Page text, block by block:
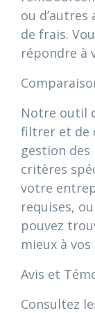
ou
de frais.
répondre à
Notre outil
filtrer et de
gestion
critères
votre
requises,
pouvez
mieux à
Avis et
Consultez